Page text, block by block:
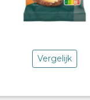
Vergelijk